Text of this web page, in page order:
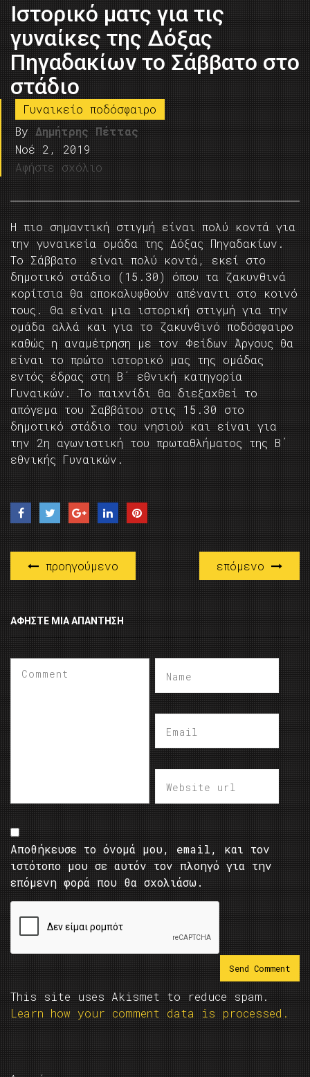
Ιστορικό ματς για τις
γυναίκες της Δόξας
Πηγαδακίων το Σάββατο στο
στάδιο
Γυναικείο ποδόσφαιρο
By Δημήτρης Πέττας
Νοέ 2, 2019
Αφήστε σχόλιο
Η πιο σημαντική στιγμή είναι πολύ κοντά για
την γυναικεία ομάδα της Δόξας Πηγαδακίων.
Το Σάββατο είναι πολύ κοντά, εκεί στο
δημοτικό στάδιο (15.30) όπου τα ζακυνθινά
κορίτσια θα αποκαλυφθούν απέναντι στο κοινό
τους. Θα είναι μια ιστορική στιγμή για την
ομάδα αλλά και για το ζακυνθινό ποδόσφαιρο
καθώς η αναμέτρηση με τον Φείδων Άργους θα
είναι το πρώτο ιστορικό μας της ομάδας
εντός έδρας στη Β΄ εθνική κατηγορία
Γυναικών. Το παιχνίδι θα διεξαχθεί το
απόγεμα του Σαββάτου στις 15.30 στο
δημοτικό στάδιο του νησιού και είναι για
την 2η αγωνιστική του πρωταθλήματος της Β΄
εθνικής Γυναικών.
προηγούμενο επόμενο
ΑΦΉΣΤΕ ΜΙΑ ΑΠΆΝΤΗΣΗ
Αποθήκευσε το όνομά μου, email, και τον
ιστότοπο μου σε αυτόν τον πλοηγό για την
επόμενη φορά που θα σχολιάσω.
This site uses Akismet to reduce spam.
Learn how your comment data is processed.